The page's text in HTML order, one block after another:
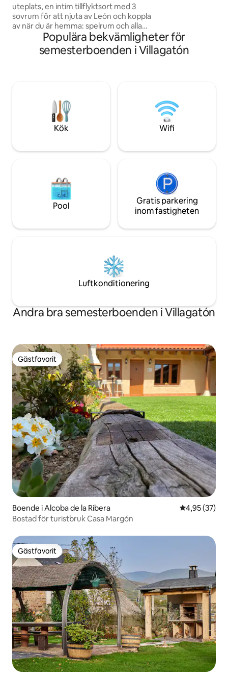
uteplats, en intim tillflyktsort med 3
sovrum för att njuta av León och koppla
av när du är hemma: spelrum och alla
bekvämligheter. Privat parkering och
mindre än 10 minuter med bil från
stadens centrum. Upptäck Barrio
landmärken. Beläget bara 3 minuter från
Club Deportivo Olímpico de León &
Monte San Isidro Public Park.
Populära bekvämligheter för
semesterboenden i Villagatón
Kök Wifi
Pool
Gratis parkering
inom fastigheten
Luftkonditionering
Andra bra semesterboenden i Villagatón
Gästfavorit
Gästfavorit
Boende i Alcoba de la Ribera 4,95 av 5 i
4,95 (37)
Bostad för turistbruk Casa Margón
Gästfavorit
Gästfavorit